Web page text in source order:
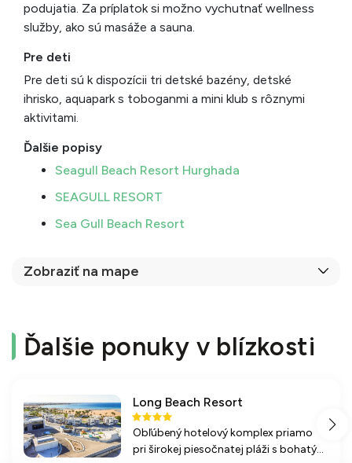
podujatia. Za príplatok si možno vychutnať wellness
služby, ako sú masáže a sauna.
Pre deti
Pre deti sú k dispozícii tri detské bazény, detské
ihrisko, aquapark s toboganmi a mini klub s rôznymi
aktivitami.
Ďalšie popisy
Seagull Beach Resort Hurghada
SEAGULL RESORT
Sea Gull Beach Resort
Zobraziť na mape
Ďalšie ponuky v blízkosti
Long Beach Resort
Obľúbený hotelový komplex priamo
pri širokej piesočnatej pláži s bohatým